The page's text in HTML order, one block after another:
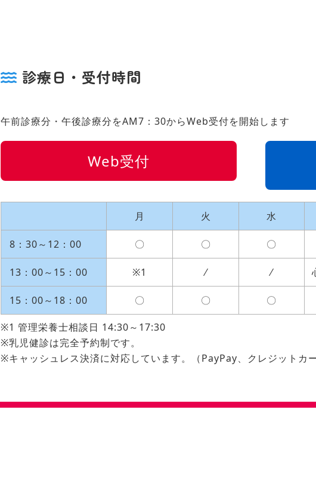
診療日・受付時間
午前診療分・午後診療分をAM7：30からWeb受付を開始します
Web受付
月 火 水
8：30～12：00 〇 〇 〇
13：00～15：00 ※1 ⁄ ⁄
15：00～18：00 〇 〇 〇
※1 管理栄養士相談日 14:30～17:30
※乳児健診は完全予約制です。
※キャッシュレス決済に対応しています。（PayPay、クレジットカー